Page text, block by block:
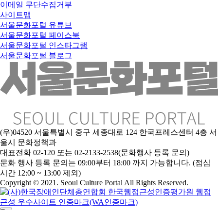
이메일 무단수집거부
사이트맵
서울문화포털 유튜브
서울문화포털 페이스북
서울문화포털 인스타그램
서울문화포털 블로그
(우)04520 서울특별시 중구 세종대로 124 한국프레스센터 4층 서
울시 문화정책과
대표전화 02-120 또는 02-2133-2538(문화행사 등록 문의)
문화 행사 등록 문의는 09:00부터 18:00 까지 가능합니다. (점심
시간 12:00 ~ 13:00 제외)
Copyright © 2021. Seoul Culture Portal All Rights Reserved.